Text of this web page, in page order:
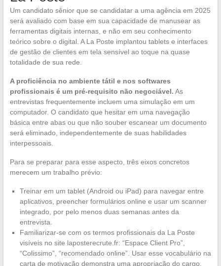
Um candidato sênior que se candidatar a uma agência em 2025
será avaliado com base em sua capacidade de manusear as
ferramentas digitais internas, e não em seu conhecimento
teórico sobre o digital. A La Poste implantou tablets e interfaces
de gestão de clientes em tela sensível ao toque na quase
totalidade de sua rede.
A proficiência no ambiente tátil e nos softwares
profissionais é um pré-requisito não negociável. As
entrevistas frequentemente incluem uma simulação em um
computador. O candidato que hesitar em uma navegação
básica entre abas ou que não souber escanear um documento
será eliminado, independentemente de suas habilidades
interpessoais.
Para se preparar para esse aspecto, três eixos concretos
merecem um trabalho prévio:
Treinar em um tablet (Android ou iPad) para navegar entre
aplicativos, preencher formulários online e usar um scanner
integrado, por pelo menos duas semanas antes da
entrevista.
Familiarizar-se com os termos profissionais da La Poste
visíveis no site laposterecrute.fr: “Espace Client Pro”,
“Colissimo”, “recomendado online”. Usar esse vocabulário na
carta de motivação demonstra uma apropriação do cargo.